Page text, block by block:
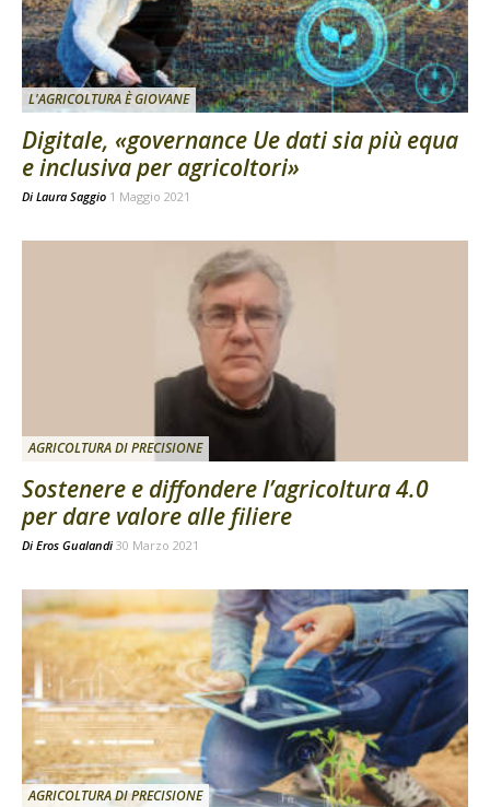
L'AGRICOLTURA È GIOVANE
Digitale, «governance Ue dati sia più equa
e inclusiva per agricoltori»
Di Laura Saggio 1 Maggio 2021
AGRICOLTURA DI PRECISIONE
Sostenere e diffondere l’agricoltura 4.0
per dare valore alle filiere
Di Eros Gualandi 30 Marzo 2021
AGRICOLTURA DI PRECISIONE